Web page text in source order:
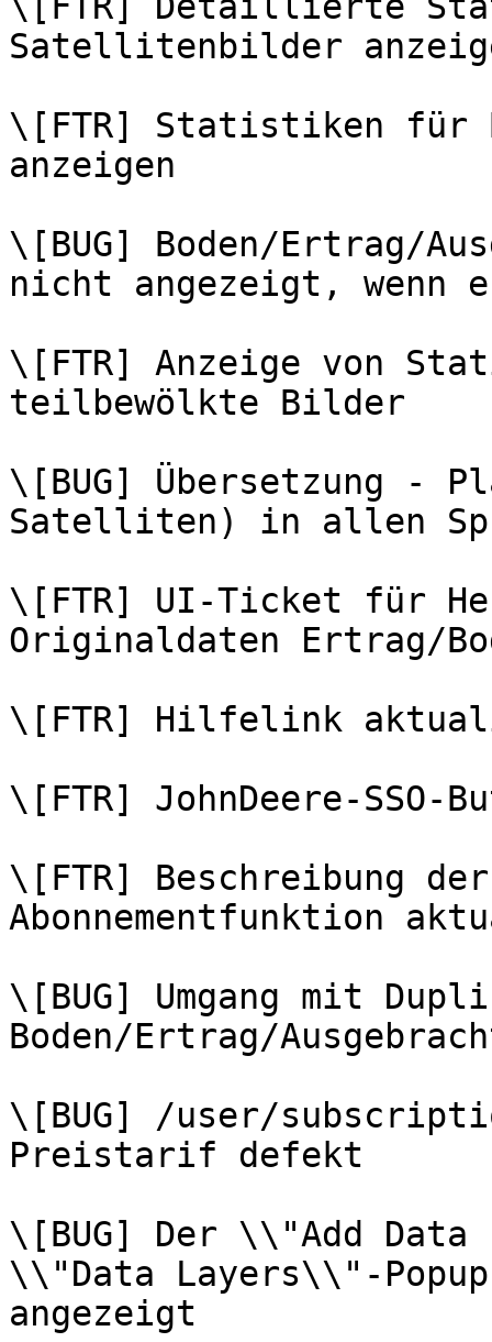
Satellitenbilder
\[FTR] Statistiken für
anzeigen
\[BUG] Boden/Ertrag/
nicht angezeigt, wenn
\[FTR] Anzeige von
teilbewölkte Bilder
\[BUG] Übersetzung -
Satelliten) in allen
\[FTR] UI-Ticket für
Originaldaten Ertrag/
\[FTR] Hilfelink
\[FTR] JohnDeere-
\[FTR] Beschreibung
Abonnementfunktion
\[BUG] Umgang mit
Boden/Ertrag/
\[BUG] /user/
Preistarif defekt
\[BUG] Der \\"Add
\\"Data Layers\\"-
angezeigt